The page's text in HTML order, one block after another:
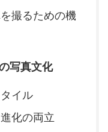
撮るための機
写真文化
イル
化の両立